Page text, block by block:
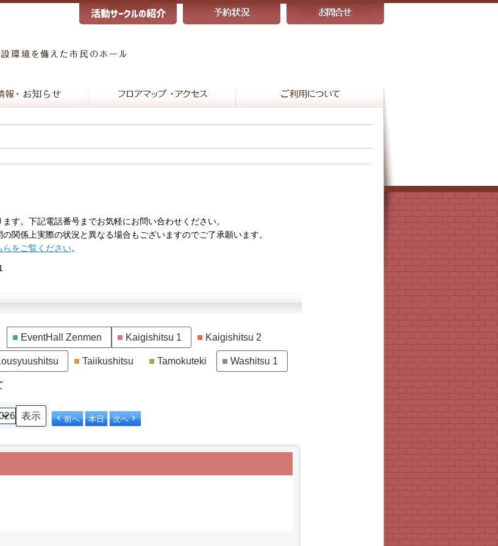
す。下記電話番号までお気軽にお問い合わせください。
関係上実際の状況と異なる場合もございますのでご了承願います。
らをご覧ください。
EventHall Zenmen Kaigishitsu 1 Kaigishitsu 2
Taiikushitsu Tamokuteki Washitsu 1
前へ 本日 次へ